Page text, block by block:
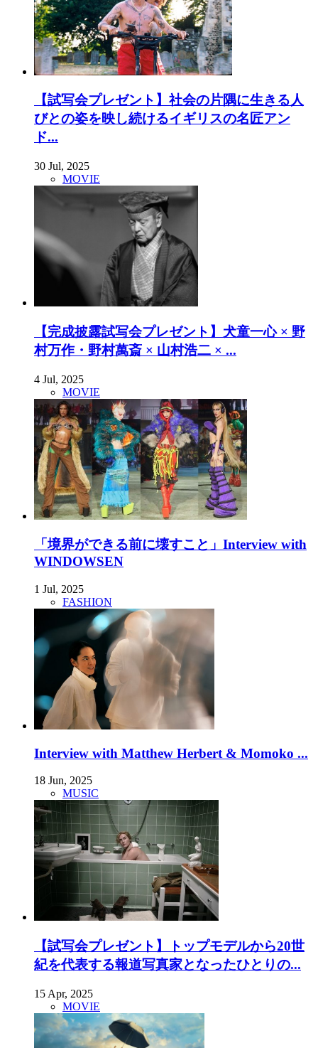
【試写会プレゼント】社会の片隅に生きる人
びとの姿を映し続けるイギリスの名匠アン
ド...
30 Jul, 2025
MOVIE
【完成披露試写会プレゼント】犬童一心 × 野
村万作・野村萬斎 × 山村浩二 × ...
4 Jul, 2025
MOVIE
「境界ができる前に壊すこと」Interview with
WINDOWSEN
1 Jul, 2025
FASHION
Interview with Matthew Herbert & Momoko ...
18 Jun, 2025
MUSIC
【試写会プレゼント】トップモデルから20世
紀を代表する報道写真家となったひとりの...
15 Apr, 2025
MOVIE